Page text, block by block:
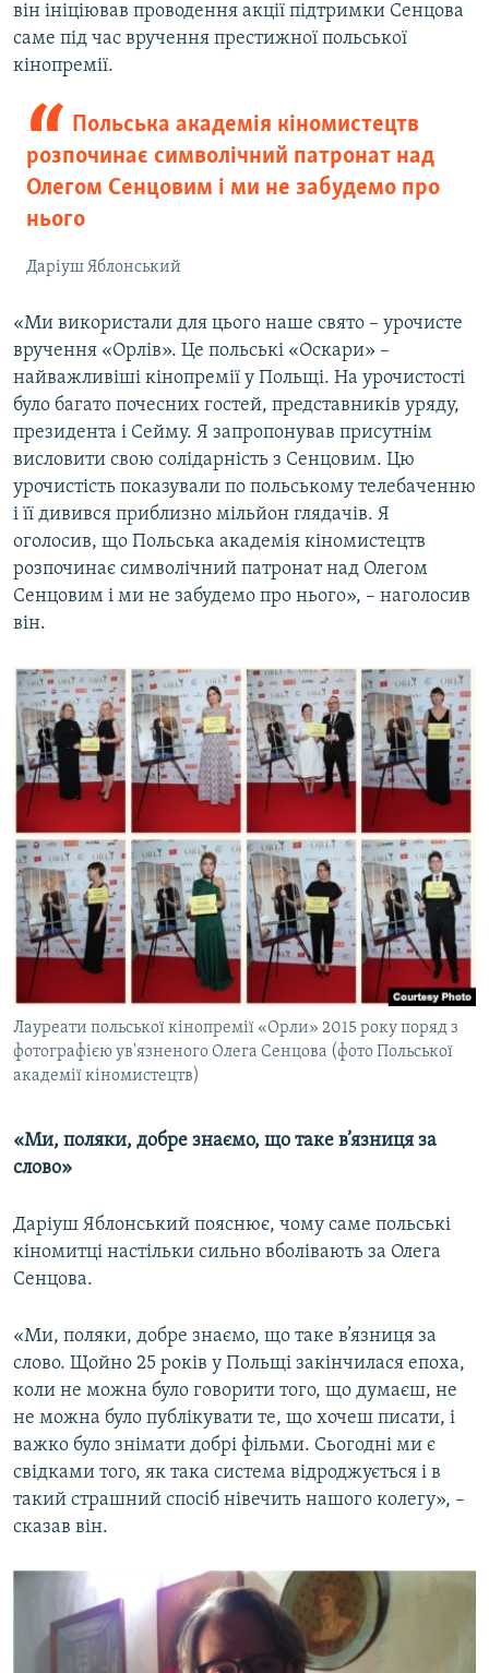
він ініціював проводення акції підтримки Сенцова
саме під час вручення престижної польської
кінопремії.
Польська академія кіномистецтв
розпочинає символічний патронат над
Олегом Сенцовим і ми не забудемо про
нього
Даріуш Яблонський
«Ми використали для цього наше свято – урочисте
вручення «Орлів». Це польські «Оскари» –
найважливіші кінопремії у Польщі. На урочистості
було багато почесних гостей, представників уряду,
президента і Сейму. Я запропонував присутнім
висловити свою солідарність з Сенцовим. Цю
урочистість показували по польському телебаченню
і її дивився приблизно мільйон глядачів. Я
оголосив, що Польська академія кіномистецтв
розпочинає символічний патронат над Олегом
Сенцовим і ми не забудемо про нього», – наголосив
він.
Лауреати польської кінопремії «Орли» 2015 року поряд з
фотографією ув'язненого Олега Сенцова (фото Польської
академії кіномистецтв)
«Ми, поляки, добре знаємо, що таке в’язниця за
слово»
Даріуш Яблонський пояснює, чому саме польські
кіномитці настільки сильно вболівають за Олега
Сенцова.
«Ми, поляки, добре знаємо, що таке в’язниця за
слово. Щойно 25 років у Польщі закінчилася епоха,
коли не можна було говорити того, що думаєш, не
не можна було публікувати те, що хочеш писати, і
важко було знімати добрі фільми. Сьогодні ми є
свідками того, як така система відроджується і в
такий страшний спосіб нівечить нашого колегу», –
сказав він.